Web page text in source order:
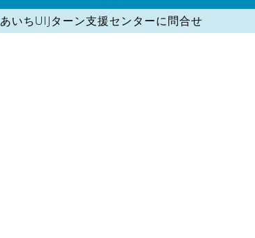
あいちUIJターン支援センターに問合せ